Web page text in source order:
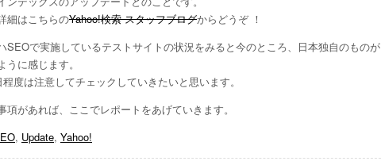
細はこちらのYahoo!検索 スタッフブログからどうぞ ！
SEOで実施しているテストサイトの状況をみると今のところ、日本独自のものが
に感じます。
度は注意してチェックしていきたいと思います。
項があれば、ここでレポートをあげていきます。
, Update, Yahoo!